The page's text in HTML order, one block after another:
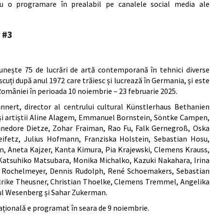
o programare în prealabil pe canalele social media ale
75 de lucrări de artă contemporană în tehnici diverse
după anul 1972 care trăiesc și lucrează în Germania, și este
în perioada 10 noiembrie – 23 februarie 2025.
director al centrului cultural Künstlerhaus Bethanien
artiștii Aline Alagem, Emmanuel Bornstein, Söntke Campen,
Dietze, Zohar Fraiman, Rao Fu, Falk Gernegroß, Oska
Julius Hofmann, Franziska Holstein, Sebastian Hosu,
Aneta Kajzer, Kanta Kimura, Pia Krajewski, Clemens Krauss,
Matsubara, Monika Michalko, Kazuki Nakahara, Irina
Dennis Rudolph, René Schoemakers, Sebastian
Theusner, Christian Thoelke, Clemens Tremmel, Angelika
și Sahar Zukerman.
e programat în seara de 9 noiembrie.